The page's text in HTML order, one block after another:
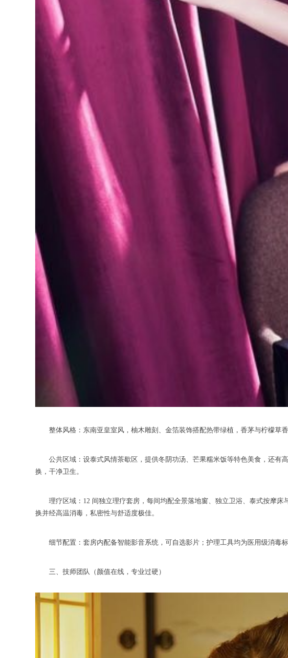
整体风格：东南亚皇室风，柚木雕刻、金箔装饰搭配热带绿植，香茅与柠檬草
公共区域：设泰式风情茶歇区，提供冬阴功汤、芒果糯米饭等特色美食，还有
换，干净卫生。
理疗区域：12 间独立理疗套房，每间均配全景落地窗、独立卫浴、泰式按摩床
换并经高温消毒，私密性与舒适度极佳。
细节配置：套房内配备智能影音系统，可自选影片；护理工具均为医用级消毒
三、技师团队（颜值在线，专业过硬）